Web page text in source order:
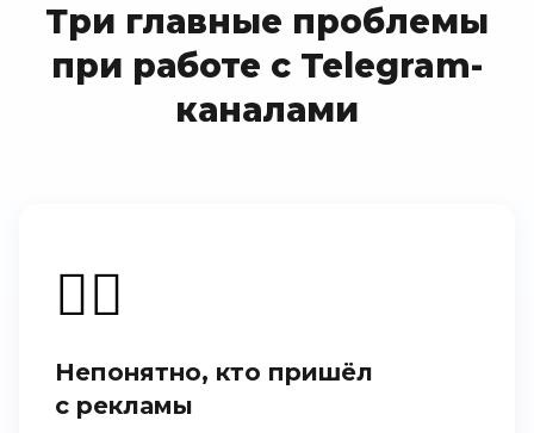
Три главные проблемы
при работе с Telegram-
каналами
🤷‍♂️
Непонятно, кто пришёл
с рекламы